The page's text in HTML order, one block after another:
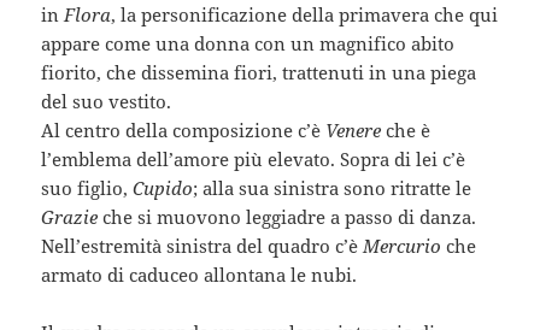
inFlora, la personificazione della primavera che qui
appare come una donna con un magnifico abito
fiorito, che dissemina fiori, trattenuti in una piega
del suo vestito.
Al centro della composizione c’è Venereche è
l’emblema dell’amore più elevato. Sopra di lei c’è
suo figlio,Cupido; alla sua sinistra sono ritratte le
Grazie che si muovono leggiadre a passo di danza.
Nell’estremità sinistra del quadro c’èMercurioche
armato di caduceo allontana le nubi.